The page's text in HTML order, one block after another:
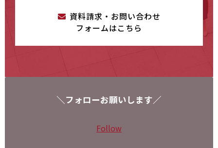
資料請求・お問い合わせ
フォームはこちら
＼フォローお願いします／
Follow